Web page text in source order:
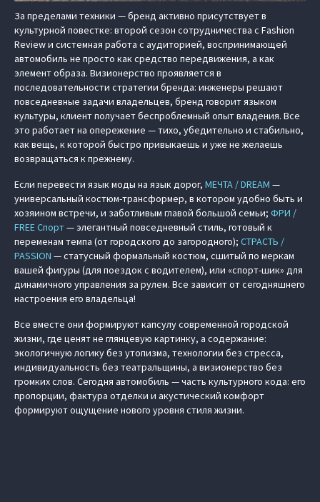
За пределами техники — бренд активно присутствует в
культурной повестке: второй сезон сотрудничества с Fashion
Review и системная работа с аудиторией, воспринимающей
автомобиль не просто как средство передвижения, а как
элемент образа. Визионерство проявляется в
последовательности стратегии бренда: инженеры решают
повседневные задачи владельцев, бренд говорит языком
культуры, клиент получает беспроблемный опыт владения. Все
это работает на опережение — тихо, убедительно и стабильно,
как вещь, к которой быстро привыкаешь и уже не желаешь
возвращаться к прежнему.
Если перевести язык моды на язык дорог, МЕЧТА / DREAM —
универсальный костюм‑трансформер, в котором удобно быть и
хозяином встречи, и заботливым главой большой семьи; ФРИ /
FREE Спорт— элегантный повседневный стиль, готовый к
переменам темпа (от городского до загородного); СТРАСТЬ /
PASSION — статусный формальный костюм, сшитый по меркам
вашей фигуры (для поездок с водителем), или «спорт-шик» для
динамичного управления за рулем. Все зависит от сегодняшнего
настроения его владельца!
Все вместе они формируют капсулу современной городской
жизни, где ценят не глянцевую картинку, а содержание:
экологичную логику без утопизма, технологии без стресса,
индивидуальность без театральщины, а визионерство без
громких слов. Сегодня автомобиль — часть культурного кода: его
пропорции, фактура отделки и акустический комфорт
формируют ощущение нового уровня стиля жизни.